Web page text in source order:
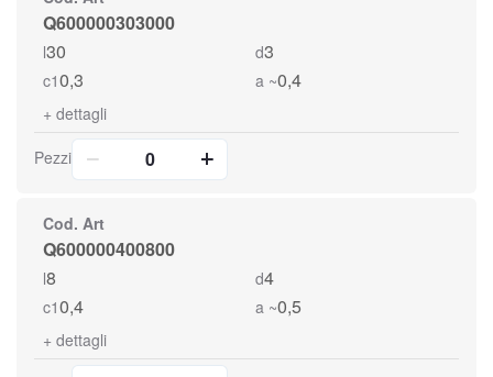
Q600000303000
l30 d3
c10,3 a ~0,4
+ dettagli
Pezzi
Cod. Art
Q600000400800
l8 d4
c10,4 a ~0,5
+ dettagli